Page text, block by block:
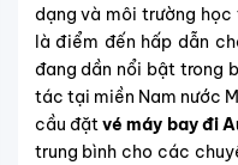
dạng và môi trường
là điểm đến hấp dẫn
đang dần nổi bật trong
tác tại miền Nam nước
cầu đặtvé máy bay đi
trung bình cho các